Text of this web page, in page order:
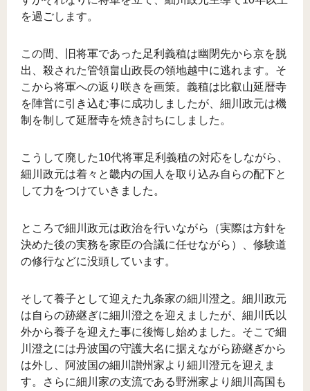
を過ごします。
この間、旧将軍であった足利義稙は幽閉先から京を脱
出、殺された管領畠山政長の領地越中に逃れます。そ
こから将軍への返り咲きを画策。義稙は比叡山延暦寺
を陣営に引き込む事に成功しましたが、細川政元は機
制を制して延暦寺を焼き討ちにしました。
こうして廃した10代将軍足利義稙の対応をしながら、
細川政元は着々と畿内の国人を取り込み自らの配下と
して力をつけていきました。
ところで細川政元は政治を行いながら（実際は方針を
決めた後の実務を家臣の合議に任せながら）、修験道
の修行などに没頭しています。
そして養子として迎えた九条家の細川澄之。細川政元
は自らの跡継ぎに細川澄之を迎えましたが、細川氏以
外から養子を迎えた事に後悔し始めました。そこで細
川澄之には丹波国の守護大名に据えながら跡継ぎから
は外し、阿波国の細川讃州家より細川澄元を迎えま
す。さらに細川家の支流である野洲家より細川高国も